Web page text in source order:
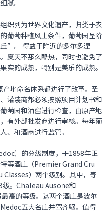
腻。
织列为世界文化遗产，归类于农
葡萄种植风土条件，葡萄园呈阶
”。 得益于附近的多尔多涅
夏天不那么酷热，同时也避免了
实的成熟，特别是美乐的成熟。
地命名体系都进行了改革。圣
灌装商都必须按照项目计划书和
萄园和酒窖进行检查，由原产地
有外部批发商进行审核。每年葡
、和酒商进行监管。
）的分级制度，于1858年正
等酒庄（Premier Grand Cru
Classes）两个级别。其中，等
级。Chateau Ausone和
高的等级。这两个酒庄是波尔
五大名庄并驾齐驱。值得